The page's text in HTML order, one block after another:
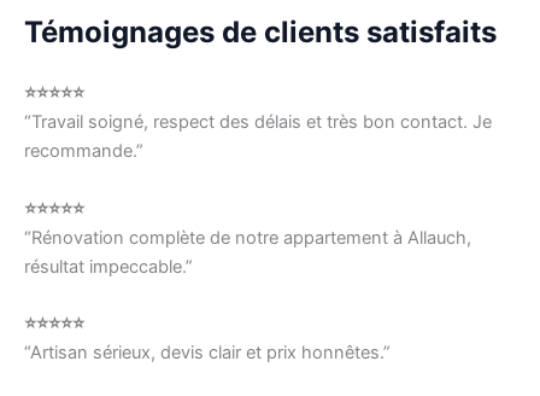
Témoignages de clients satisfaits
⭐⭐⭐⭐⭐
“Travail soigné, respect des délais et très bon contact. Je
recommande.”
⭐⭐⭐⭐⭐
“Rénovation complète de notre appartement à Allauch,
résultat impeccable.”
⭐⭐⭐⭐⭐
“Artisan sérieux, devis clair et prix honnêtes.”